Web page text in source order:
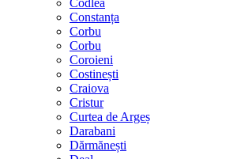
Codlea
Constanța
Corbu
Corbu
Coroieni
Costinești
Craiova
Cristur
Curtea de Argeș
Darabani
Dărmănești